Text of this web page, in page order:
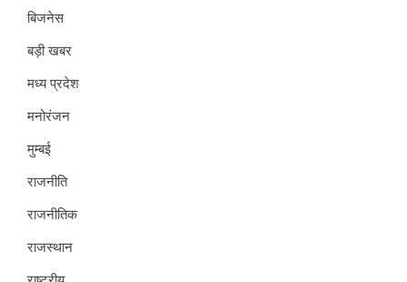
बिजनेस
बड़ी खबर
मध्य प्रदेश
मनोरंजन
मुम्बई
राजनीति
राजनीतिक
राजस्थान